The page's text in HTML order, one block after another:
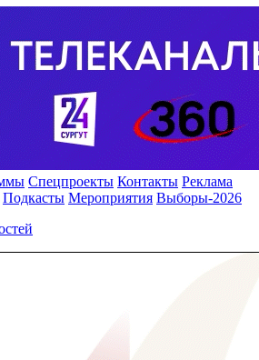
Спецпроекты Контакты Реклама
Подкасты Мероприятия Выборы-2026